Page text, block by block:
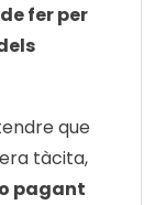
fer per
que
tàcita,
pagant